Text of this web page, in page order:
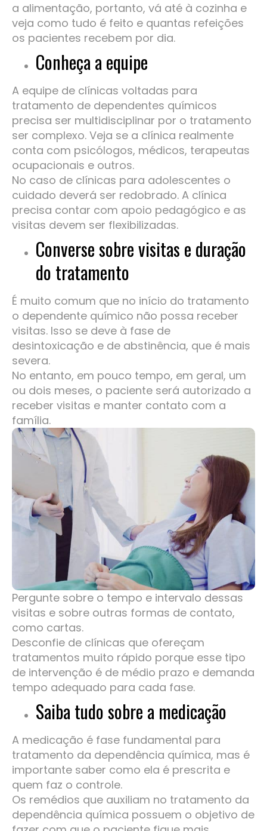
a alimentação, portanto, vá até à cozinha e
veja como tudo é feito e quantas refeições
os pacientes recebem por dia.
Conheça a equipe
A equipe de clínicas voltadas para
tratamento de dependentes químicos
precisa ser multidisciplinar por o tratamento
ser complexo. Veja se a clínica realmente
conta com psicólogos, médicos, terapeutas
ocupacionais e outros.
No caso de clínicas para adolescentes o
cuidado deverá ser redobrado. A clínica
precisa contar com apoio pedagógico e as
visitas devem ser flexibilizadas.
Converse sobre visitas e duração
do tratamento
É muito comum que no início do tratamento
o dependente químico não possa receber
visitas. Isso se deve à fase de
desintoxicação e de abstinência, que é mais
severa.
No entanto, em pouco tempo, em geral, um
ou dois meses, o paciente será autorizado a
receber visitas e manter contato com a
família.
Pergunte sobre o tempo e intervalo dessas
visitas e sobre outras formas de contato,
como cartas.
Desconfie de clínicas que ofereçam
tratamentos muito rápido porque esse tipo
de intervenção é de médio prazo e demanda
tempo adequado para cada fase.
Saiba tudo sobre a medicação
A medicação é fase fundamental para
tratamento da dependência química, mas é
importante saber como ela é prescrita e
quem faz o controle.
Os remédios que auxiliam no tratamento da
dependência química possuem o objetivo de